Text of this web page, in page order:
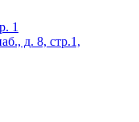
1
д. 8, стр.1,